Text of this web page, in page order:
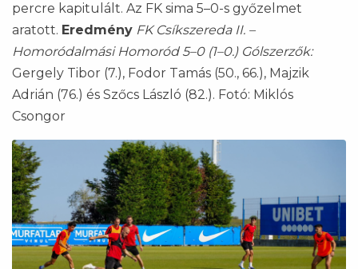
percre kapitulált. Az FK sima 5–0-s győzelmet
aratott. Eredmény FK Csíkszereda II. –
Homoródalmási Homoród 5–0 (1–0.) Gólszerzők:
Gergely Tibor (7.), Fodor Tamás (50., 66.), Majzik
Adrián (76.) és Szőcs László (82.). Fotó: Miklós
Csongor